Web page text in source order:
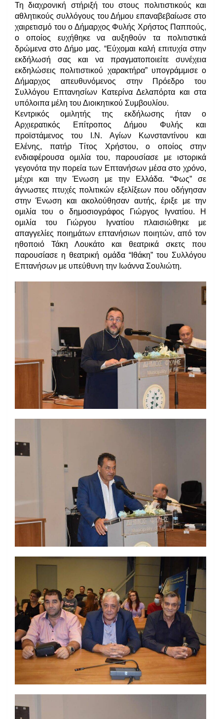
Τη διαχρονική στήριξή του στους πολιτιστικούς και
αθλητικούς συλλόγους του Δήμου επαναβεβαίωσε στο
χαιρετισμό του ο Δήμαρχος Φυλής Χρήστος Παππούς,
ο οποίος ευχήθηκε να αυξηθούν τα πολιτιστικά
δρώμενα στο Δήμο μας. “Εύχομαι καλή επιτυχία στην
εκδήλωσή σας και να πραγματοποιείτε συνέχεια
εκδηλώσεις πολιτιστικού χαρακτήρα” υπογράμμισε ο
Δήμαρχος απευθυνόμενος στην Πρόεδρο του
Συλλόγου Επτανησίων Κατερίνα Δελαπόρτα και στα
υπόλοιπα μέλη του Διοικητικού Συμβουλίου.
Κεντρικός ομιλητής της εκδήλωσης ήταν ο
Αρχιερατικός Επίτροπος Δήμου Φυλής και
προϊστάμενος του Ι.Ν. Αγίων Κωνσταντίνου και
Ελένης, πατήρ Τίτος Χρήστου, ο οποίος στην
ενδιαφέρουσα ομιλία του, παρουσίασε με ιστορικά
γεγονότα την πορεία των Επτανήσων μέσα στο χρόνο,
μέχρι και την Ένωση με την Ελλάδα. “Φως” σε
άγνωστες πτυχές πολιτικών εξελίξεων που οδήγησαν
στην Ένωση και ακολούθησαν αυτής, έριξε με την
ομιλία του ο δημοσιογράφος Γιώργος Ιγνατίου. Η
ομιλία του Γιώργου Ιγνατίου πλαισιώθηκε με
απαγγελίες ποιημάτων επτανήσιων ποιητών, από τον
ηθοποιό Τάκη Λουκάτο και θεατρικά σκετς που
παρουσίασε η θεατρική ομάδα “Ιθάκη” του Συλλόγου
Επτανήσων με υπεύθυνη την Ιωάννα Σουλιώτη.